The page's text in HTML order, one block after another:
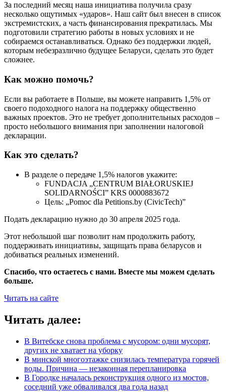
За последний месяц наша инициатива получила сразу
несколько ощутимых «ударов». Наш сайт был внесен в список
экстремистских, а часть финансирования прекратилась. Мы
подготовили стратегию работы в новых условиях и не
собираемся останавливаться. Однако без поддержки людей,
которым небезразлично будущее Беларуси, сделать это будет
сложнее.
Как можно помочь?
Если вы работаете в Польше, вы можете направить 1,5% от
своего подоходного налога на поддержку общественно
важных проектов. Это не требует дополнительных расходов –
просто небольшого внимания при заполнении налоговой
декларации.
Как это сделать?
В разделе о передаче 1,5% налогов укажите:
FUNDACJA „CENTRUM BIAŁORUSKIEJ
SOLIDARNOŚCI” KRS 0000883672
Цель: „Pomoc dla Petitions.by (CivicTech)”
Подать декларацию нужно до 30 апреля 2025 года.
Этот небольшой шаг позволит нам продолжить работу,
поддерживать инициативы, защищать права беларусов и
добиваться реальных изменений.
Спасибо, что остаетесь с нами. Вместе мы можем сделать
больше.
Читать на сайте
Читать далее:
В Витебске снова проблема с мусором: одни мусорят,
других не хватает на уборку
В минской многоэтажке снизилась температура горячей
воды. Причина — незаконная перепланировка
В Городке началась реконструкция одного из мостов,
соседний уже обваливался два года назад